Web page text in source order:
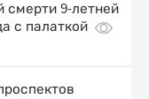
смерти 9-летней
с палаткой